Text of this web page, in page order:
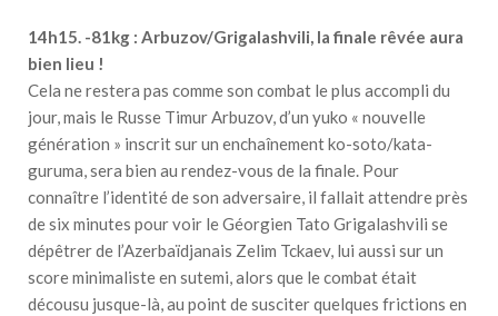
14h15. -81kg : Arbuzov/Grigalashvili, la finale rêvée aura
bien lieu !
Cela ne restera pas comme son combat le plus accompli du
jour, mais le Russe Timur Arbuzov, d’un yuko « nouvelle
génération » inscrit sur un enchaînement ko-soto/kata-
guruma, sera bien au rendez-vous de la finale. Pour
connaître l’identité de son adversaire, il fallait attendre près
de six minutes pour voir le Géorgien Tato Grigalashvili se
dépêtrer de l’Azerbaïdjanais Zelim Tckaev, lui aussi sur un
score minimaliste en sutemi, alors que le combat était
décousu jusque-là, au point de susciter quelques frictions en